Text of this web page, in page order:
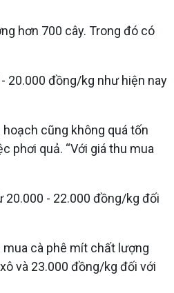
hơn 700 cây. Trong đó có
20.000 đồng/kg như hiện nay
cũng không quá tốn
phơi quả. “Với giá thu mua
20.000 - 22.000 đồng/kg đối
mua cà phê mít chất lượng
và 23.000 đồng/kg đối với